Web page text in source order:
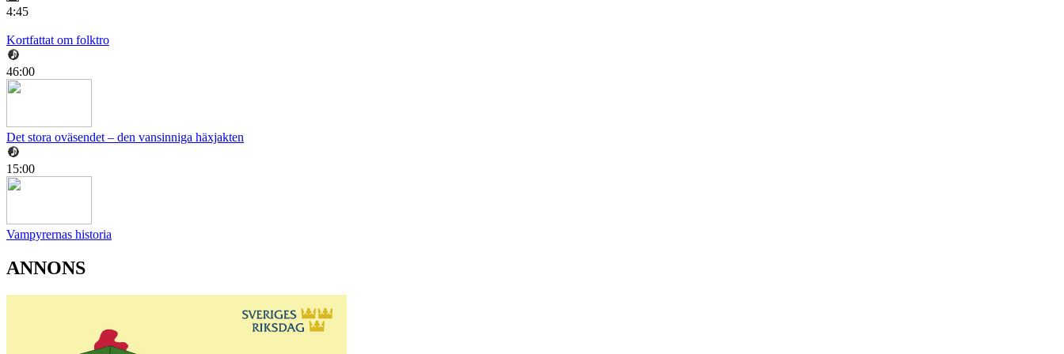
4:45
Kortfattat om folktro
46:00
Det stora oväsendet – den vansinniga häxjakten
15:00
Vampyrernas historia
ANNONS